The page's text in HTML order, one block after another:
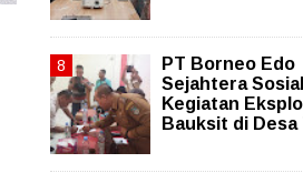
PT Borneo Edo
Sejahtera
Kegiatan
Bauksit di Desa